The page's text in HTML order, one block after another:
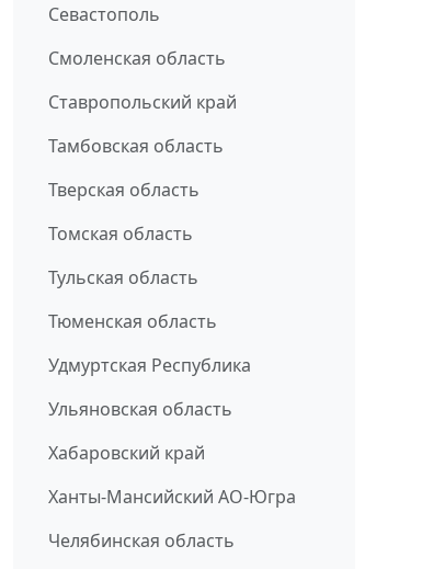
Севастополь
Смоленская область
Ставропольский край
Тамбовская область
Тверская область
Томская область
Тульская область
Тюменская область
Удмуртская Республика
Ульяновская область
Хабаровский край
Ханты-Мансийский АО-Югра
Челябинская область